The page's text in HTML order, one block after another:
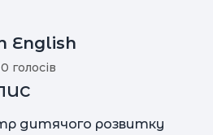
English
голосів
дитячого розвитку